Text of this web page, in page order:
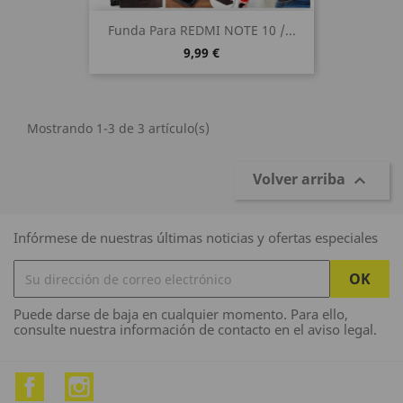
Funda Para REDMI NOTE 10 /...
9,99 €
Mostrando 1-3 de 3 artículo(s)
Volver arriba 
Infórmese de nuestras últimas noticias y ofertas especiales
Puede darse de baja en cualquier momento. Para ello,
consulte nuestra información de contacto en el aviso legal.
Facebook